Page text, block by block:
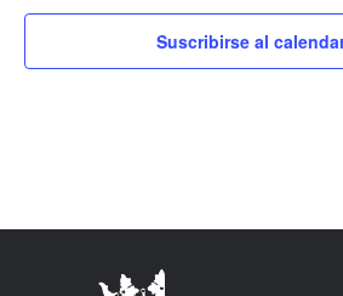
Suscribirse al